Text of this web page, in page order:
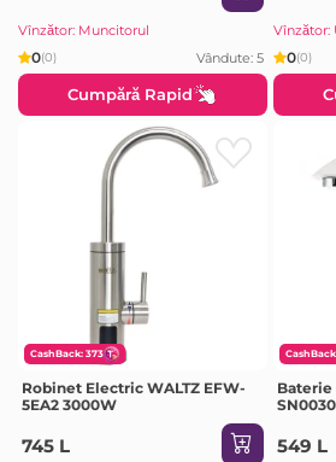
Vînzător: Muncitorul
0(0) Vândute: 5
Cumpără Rapid
Vînzător:
0(0)
CashBack: 373
Robinet Electric WALTZ EFW-
5EA2 3000W
745 L
Baterie
SN0030
549 L